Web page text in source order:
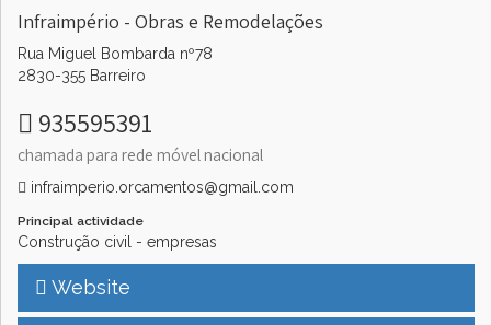
Infraimpério - Obras e Remodelações
Rua Miguel Bombarda nº78
2830-355 Barreiro
935595391
chamada para rede móvel nacional
infraimperio.orcamentos@gmail.com
Principal actividade
Construção civil - empresas
Website